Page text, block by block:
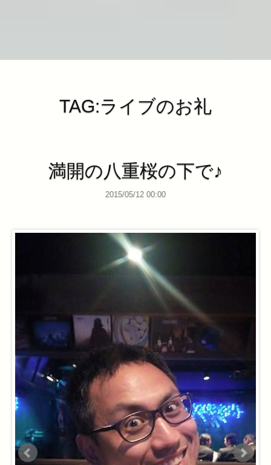
TAG:ライブのお礼
満開の八重桜の下で♪
2015/05/12 00:00